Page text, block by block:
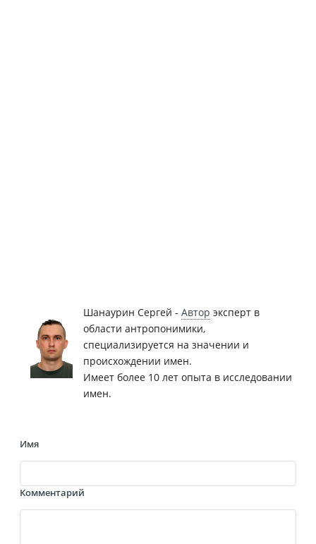
Шанаурин Сергей - Автор эксперт в
области антропонимики,
специализируется на значении и
происхождении имен.
Имеет более 10 лет опыта в исследовании
имен.
Имя
Комментарий